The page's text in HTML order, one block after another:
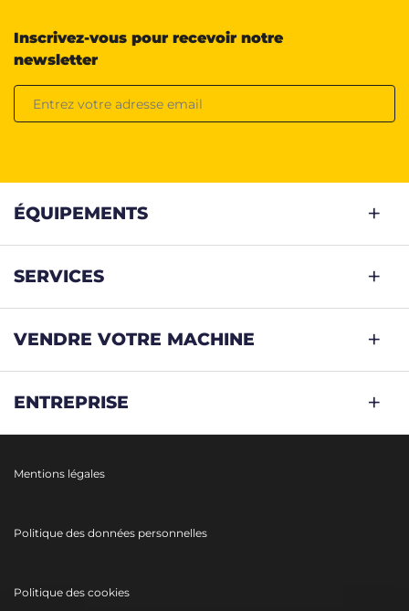
Inscrivez-vous pour recevoir notre
newsletter
ÉQUIPEMENTS
SERVICES
VENDRE VOTRE MACHINE
ENTREPRISE
Mentions légales
Politique des données personnelles
Politique des cookies